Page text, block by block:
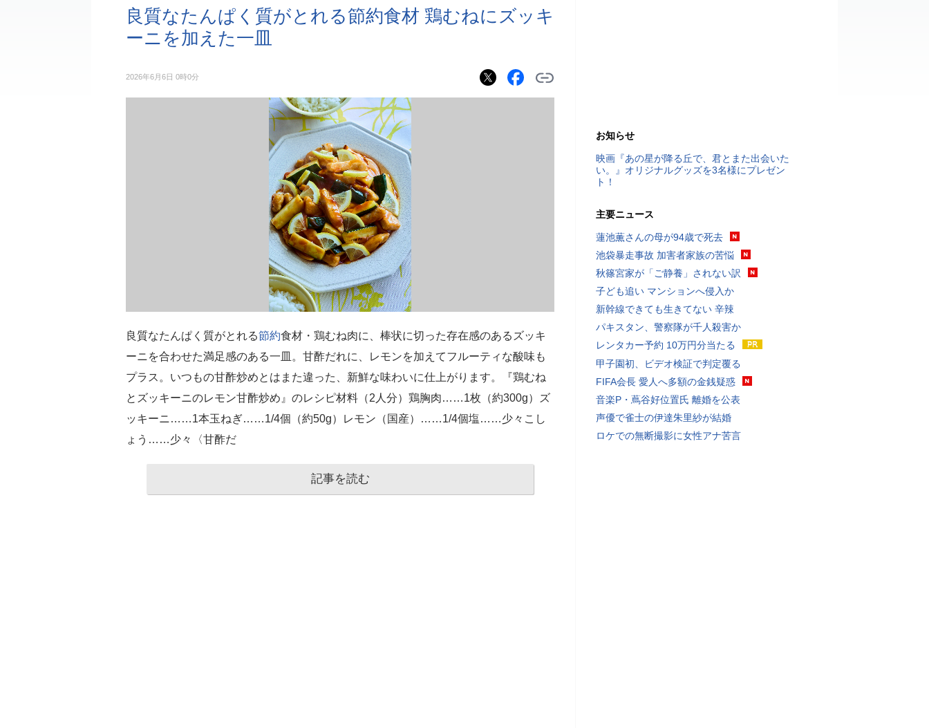
良質なたんぱく質がとれる節約食材 鶏むねにズッキ
ーニを加えた一皿
2026年6月6日 0時0分
良質なたんぱく質がとれる節約食材・鶏むね肉に、棒状に切った存在感のあるズッキ
ーニを合わせた満足感のある一皿。甘酢だれに、レモンを加えてフルーティな酸味も
プラス。いつもの甘酢炒めとはまた違った、新鮮な味わいに仕上がります。『鶏むね
とズッキーニのレモン甘酢炒め』のレシピ材料（2人分）鶏胸肉……1枚（約300g）ズ
ッキーニ……1本玉ねぎ……1/4個（約50g）レモン（国産）……1/4個塩……少々こし
ょう……少々〈甘酢だ
記事を読む
お知らせ
映画『あの星が降る丘で、君とまた出会いた
い。』オリジナルグッズを3名様にプレゼン
ト！
主要ニュース
蓮池薫さんの母が94歳で死去
池袋暴走事故 加害者家族の苦悩
秋篠宮家が「ご静養」されない訳
子ども追い マンションへ侵入か
新幹線できても生きてない 辛辣
パキスタン、警察隊が千人殺害か
レンタカー予約 10万円分当たる
甲子園初、ビデオ検証で判定覆る
FIFA会長 愛人へ多額の金銭疑惑
音楽P・蔦谷好位置氏 離婚を公表
声優で雀士の伊達朱里紗が結婚
ロケでの無断撮影に女性アナ苦言